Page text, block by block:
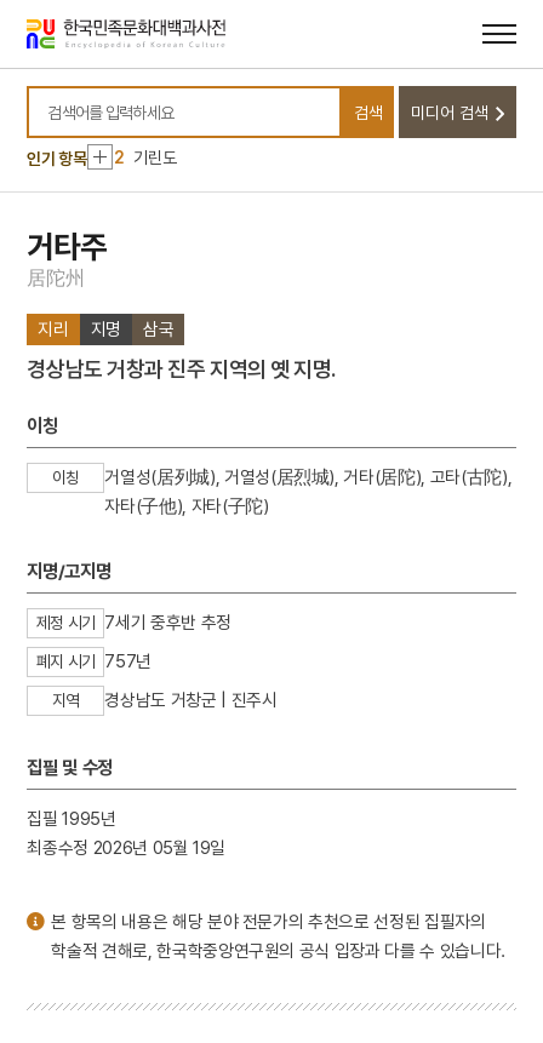
바로가기
바로가기
검색어를 입력하세요
검색 미디어 검색
인기 항목
10 무령왕릉
1 금성대군
2 기린도
3 세조
7
괴인의 정체
8 김상진
10 무령왕릉
1 금성대군
기린도
4 이륜행실도
5 최명길
6 고국원왕
7 괴인의 정체
10
거타주
居陀州
지리 지명 삼국
경상남도 거창과 진주 지역의 옛 지명.
이칭
이칭
거열성(居列城), 거열성(居烈城), 거타(居陀), 고타(古陀),
자타(子他), 자타(子陀)
지명/고지명
제정 시기 7세기 중후반 추정
폐지 시기 757년
지역 경상남도 거창군 | 진주시
집필 및 수정
집필 1995년
최종수정 2026년 05월 19일
본 항목의 내용은 해당 분야 전문가의 추천으로 선정된 집필자의
학술적 견해로, 한국학중앙연구원의 공식 입장과 다를 수 있습니다.